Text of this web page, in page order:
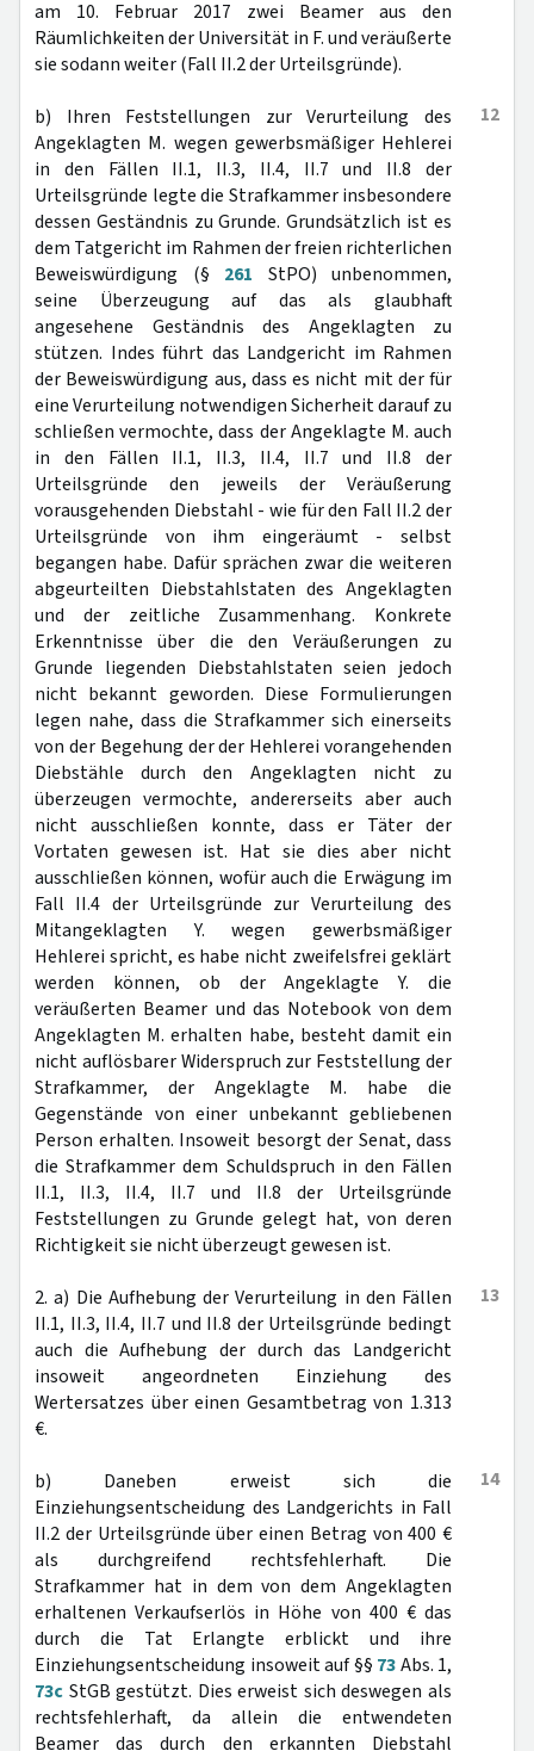
am 10. Februar 2017 zwei Beamer aus den
Räumlichkeiten der Universität in F. und veräußerte
sie sodann weiter (Fall II.2 der Urteilsgründe).
12
b) Ihren Feststellungen zur Verurteilung des
Angeklagten M. wegen gewerbsmäßiger Hehlerei
in den Fällen II.1, II.3, II.4, II.7 und II.8 der
Urteilsgründe legte die Strafkammer insbesondere
dessen Geständnis zu Grunde. Grundsätzlich ist es
dem Tatgericht im Rahmen der freien richterlichen
Beweiswürdigung (§ 261 StPO) unbenommen,
seine Überzeugung auf das als glaubhaft
angesehene Geständnis des Angeklagten zu
stützen. Indes führt das Landgericht im Rahmen
der Beweiswürdigung aus, dass es nicht mit der für
eine Verurteilung notwendigen Sicherheit darauf zu
schließen vermochte, dass der Angeklagte M. auch
in den Fällen II.1, II.3, II.4, II.7 und II.8 der
Urteilsgründe den jeweils der Veräußerung
vorausgehenden Diebstahl - wie für den Fall II.2 der
Urteilsgründe von ihm eingeräumt - selbst
begangen habe. Dafür sprächen zwar die weiteren
abgeurteilten Diebstahlstaten des Angeklagten
und der zeitliche Zusammenhang. Konkrete
Erkenntnisse über die den Veräußerungen zu
Grunde liegenden Diebstahlstaten seien jedoch
nicht bekannt geworden. Diese Formulierungen
legen nahe, dass die Strafkammer sich einerseits
von der Begehung der der Hehlerei vorangehenden
Diebstähle durch den Angeklagten nicht zu
überzeugen vermochte, andererseits aber auch
nicht ausschließen konnte, dass er Täter der
Vortaten gewesen ist. Hat sie dies aber nicht
ausschließen können, wofür auch die Erwägung im
Fall II.4 der Urteilsgründe zur Verurteilung des
Mitangeklagten Y. wegen gewerbsmäßiger
Hehlerei spricht, es habe nicht zweifelsfrei geklärt
werden können, ob der Angeklagte Y. die
veräußerten Beamer und das Notebook von dem
Angeklagten M. erhalten habe, besteht damit ein
nicht auflösbarer Widerspruch zur Feststellung der
Strafkammer, der Angeklagte M. habe die
Gegenstände von einer unbekannt gebliebenen
Person erhalten. Insoweit besorgt der Senat, dass
die Strafkammer dem Schuldspruch in den Fällen
II.1, II.3, II.4, II.7 und II.8 der Urteilsgründe
Feststellungen zu Grunde gelegt hat, von deren
Richtigkeit sie nicht überzeugt gewesen ist.
13
2. a) Die Aufhebung der Verurteilung in den Fällen
II.1, II.3, II.4, II.7 und II.8 der Urteilsgründe bedingt
auch die Aufhebung der durch das Landgericht
insoweit angeordneten Einziehung des
Wertersatzes über einen Gesamtbetrag von 1.313
€.
14
b) Daneben erweist sich die
Einziehungsentscheidung des Landgerichts in Fall
II.2 der Urteilsgründe über einen Betrag von 400 €
als durchgreifend rechtsfehlerhaft. Die
Strafkammer hat in dem von dem Angeklagten
erhaltenen Verkaufserlös in Höhe von 400 € das
durch die Tat Erlangte erblickt und ihre
Einziehungsentscheidung insoweit auf §§ 73Abs. 1,
73c StGB gestützt. Dies erweist sich deswegen als
rechtsfehlerhaft, da allein die entwendeten
Beamer das durch den erkannten Diebstahl